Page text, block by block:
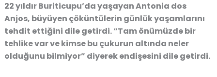
22 yıldır Buriticupu’da yaşayan Antonia dos
Anjos, büyüyen çöküntülerin günlük yaşamlarını
tehdit ettiğini dile getirdi.“Tam önümüzde bir
tehlike var ve kimse bu çukurun altında neler
olduğunu bilmiyor” diyerekendişesini dile getirdi.